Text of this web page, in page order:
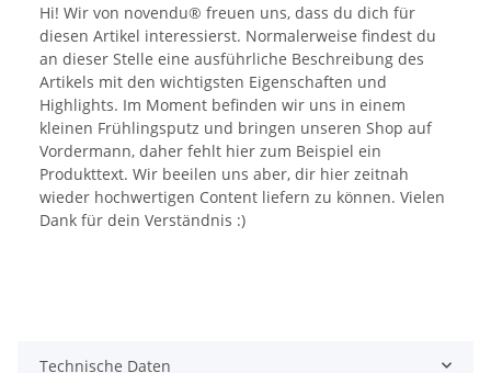
Hi! Wir von novendu® freuen uns, dass du dich für
diesen Artikel interessierst. Normalerweise findest du
an dieser Stelle eine ausführliche Beschreibung des
Artikels mit den wichtigsten Eigenschaften und
Highlights. Im Moment befinden wir uns in einem
kleinen Frühlingsputz und bringen unseren Shop auf
Vordermann, daher fehlt hier zum Beispiel ein
Produkttext. Wir beeilen uns aber, dir hier zeitnah
wieder hochwertigen Content liefern zu können. Vielen
Dank für dein Verständnis :)
Technische Daten